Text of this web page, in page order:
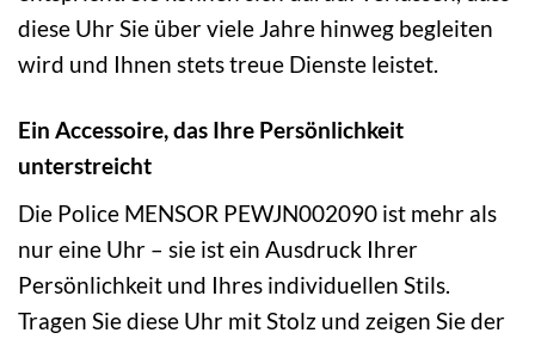
diese Uhr Sie über viele Jahre hinweg begleiten
wird und Ihnen stets treue Dienste leistet.
Ein Accessoire, das Ihre Persönlichkeit
unterstreicht
Die Police MENSOR PEWJN002090 ist mehr als
nur eine Uhr – sie ist ein Ausdruck Ihrer
Persönlichkeit und Ihres individuellen Stils.
Tragen Sie diese Uhr mit Stolz und zeigen Sie der